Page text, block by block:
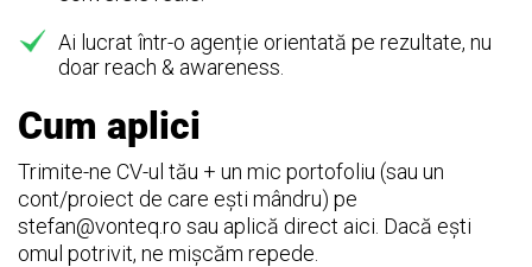
Ai lucrat într-o agenție orientată pe rezultate, nu
doar reach & awareness.
Cum aplici
Trimite-ne CV-ul tău + un mic portofoliu (sau un
cont/proiect de care ești mândru) pe
stefan@vonteq.ro sau aplică direct aici. Dacă ești
omul potrivit, ne mișcăm repede.